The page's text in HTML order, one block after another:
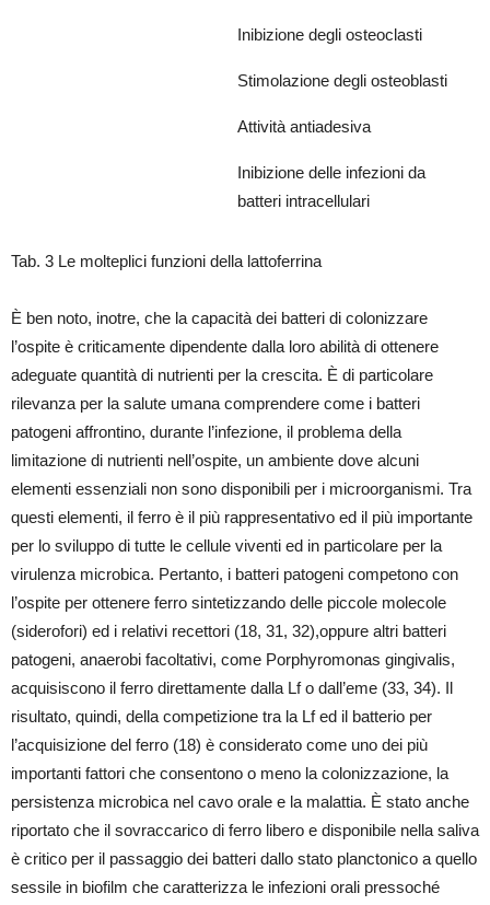
Inibizione degli osteoclasti
Stimolazione degli osteoblasti
Attività antiadesiva
Inibizione delle infezioni da
batteri intracellulari
Tab. 3 Le molteplici funzioni della lattoferrina
È ben noto, inotre, che la capacità dei batteri di colonizzare
l’ospite è criticamente dipendente dalla loro abilità di ottenere
adeguate quantità di nutrienti per la crescita. È di particolare
rilevanza per la salute umana comprendere come i batteri
patogeni affrontino, durante l’infezione, il problema della
limitazione di nutrienti nell’ospite, un ambiente dove alcuni
elementi essenziali non sono disponibili per i microorganismi. Tra
questi elementi, il ferro è il più rappresentativo ed il più importante
per lo sviluppo di tutte le cellule viventi ed in particolare per la
virulenza microbica. Pertanto, i batteri patogeni competono con
l’ospite per ottenere ferro sintetizzando delle piccole molecole
(siderofori) ed i relativi recettori (18, 31, 32),oppure altri batteri
patogeni, anaerobi facoltativi, come Porphyromonas gingivalis,
acquisiscono il ferro direttamente dalla Lf o dall’eme (33, 34). Il
risultato, quindi, della competizione tra la Lf ed il batterio per
l’acquisizione del ferro (18) è considerato come uno dei più
importanti fattori che consentono o meno la colonizzazione, la
persistenza microbica nel cavo orale e la malattia. È stato anche
riportato che il sovraccarico di ferro libero e disponibile nella saliva
è critico per il passaggio dei batteri dallo stato planctonico a quello
sessile in biofilm che caratterizza le infezioni orali pressoché